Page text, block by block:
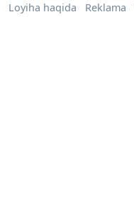
Loyiha haqida Reklama